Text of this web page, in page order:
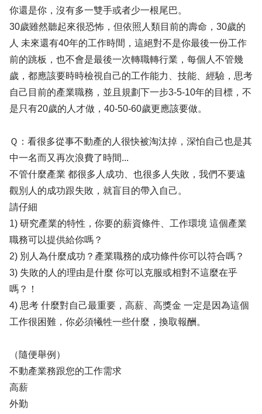
你還是你，沒有多一雙手或者少一根尾巴。
30歲雖然聽起來很恐怖，但依照人類目前的壽命，30歲的
人 未來還有40年的工作時間，這絕對不是你最後一份工作
前的跳板，也不會是最後一次轉職轉行業，每個人不管幾
歲，都應該要時時檢視自己的工作能力、技能、經驗，思考
自己目前的產業職務，並且規劃下一步3-5-10年的目標，不
是只有20歲的人才做，40-50-60歲更應該要做。
Ｑ：看很多從事不動產的人很快被淘汰掉，深怕自己也是其
中一名而又再次浪費了時間...
不管什麼產業 都很多人成功、也很多人失敗，我們不要遠
觀別人的成功跟失敗，就盲目的帶入自己。
請仔細
1) 研究產業的特性，你要的薪資條件、工作環境 這個產業
職務可以提供給你嗎？
2) 別人為什麼成功？產業職務的成功條件你可以符合嗎？
3) 失敗的人的理由是什麼 你可以克服或相對不這麼在乎
嗎？！
4) 思考 什麼對自己最重要，高薪、高獎金 一定是因為這個
工作很困難，你必須犧牲一些什麼，換取報酬。
（隨便舉例）
不動產業務跟您的工作需求
高薪
外勤